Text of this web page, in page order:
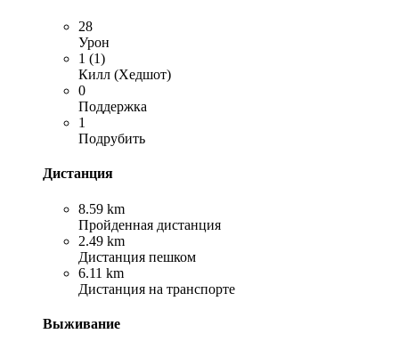
28
Урон
1 (1)
Килл (Хедшот)
0
Поддержка
1
Подрубить
Дистанция
8.59 km
Пройденная дистанция
2.49 km
Дистанция пешком
6.11 km
Дистанция на транспорте
Выживание